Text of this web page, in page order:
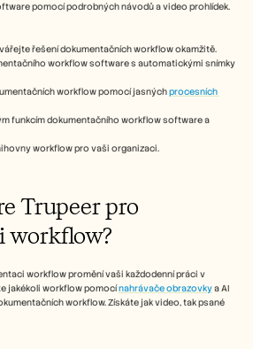
pomocí podrobných návodů a video prohlídek.
řešení dokumentačních workflow okamžitě.
workflow software s automatickými snímky
workflow pomocí jasných procesních
funkcím dokumentačního workflow software a
workflow pro vaši organizaci.
Trupeer pro
workflow?
workflow promění vaši každodenní práci v
jakékoli workflow pomocí nahrávače obrazovky a AI
workflow. Získáte jak video, tak psané
Start Free Trial